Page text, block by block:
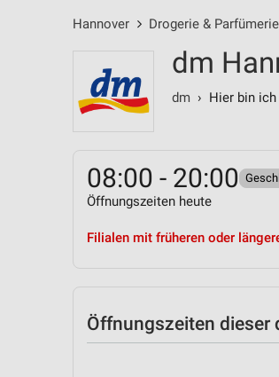
Hannover Drogerie &
dm
dm › Hier bin
08:00 - 20:00
Öffnungszeiten heute
Filialen mit früheren oder
Öffnungszeiten dieser